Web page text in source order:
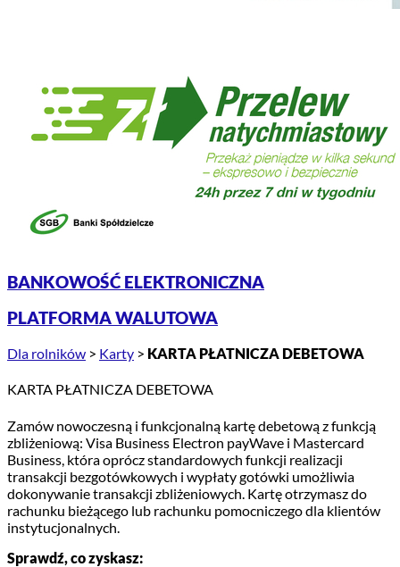
BANKOWOŚĆ ELEKTRONICZNA
PLATFORMA WALUTOWA
Dla rolników > Karty > KARTA PŁATNICZA DEBETOWA
KARTA PŁATNICZA DEBETOWA
Zamów nowoczesną i funkcjonalną kartę debetową z funkcją
zbliżeniową: Visa Business Electron payWave i Mastercard
Business, która oprócz standardowych funkcji realizacji
transakcji bezgotówkowych i wypłaty gotówki umożliwia
dokonywanie transakcji zbliżeniowych. Kartę otrzymasz do
rachunku bieżącego lub rachunku pomocniczego dla klientów
instytucjonalnych.
Sprawdź, co zyskasz: